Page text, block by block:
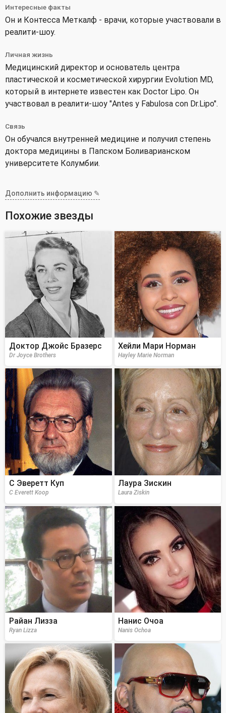
Интересные факты
Он и Контесса Меткалф - врачи, которые участвовали в
реалити-шоу.
Личная жизнь
Медицинский директор и основатель центра
пластической и косметической хирургии Evolution MD,
который в интернете известен как Doctor Lipo. Он
участвовал в реалити-шоу "Antes y Fabulosa con Dr.Lipo".
Связь
Он обучался внутренней медицине и получил степень
доктора медицины в Папском Боливарианском
университете Колумбии.
Дополнить информацию ✎
Похожие звезды
Доктор Джойс Бразерс
Dr Joyce Brothers
Хейли Мари Норман
Hayley Marie Norman
C Эверетт Куп
C Everett Koop
Лаура Зискин
Laura Ziskin
Райан Лизза
Ryan Lizza
Нанис Очоа
Nanis Ochoa